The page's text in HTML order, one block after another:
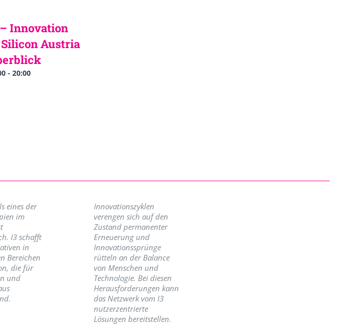
Innovation
Austria
- 20:00
eines der
im
I3 schafft
in
Bereichen
die für
und
Innovationszyklen
verengen sich auf den
Zustand permanenter
Erneuerung und
Innovationssprünge
rütteln an der Balance
von Menschen und
Technologie. Bei diesen
Herausforderungen kann
das Netzwerk vom I3
nutzerzentrierte
Lösungen bereitstellen.